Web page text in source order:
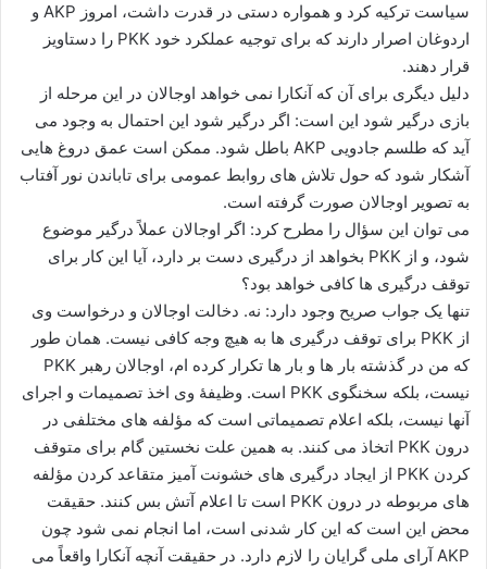
سیاست ترکیه کرد و همواره دستی در قدرت داشت، امروز AKP و
اردوغان اصرار دارند که برای توجیه عملکرد خود PKK را دستاویز
قرار دهند.
دلیل دیگری برای آن که آنکارا نمی خواهد اوجالان در این مرحله از
بازی درگیر شود این است: اگر درگیر شود این احتمال به وجود می
آید که طلسم جادویی AKP باطل شود. ممکن است عمق دروغ هایی
آشکار شود که حول تلاش های روابط عمومی برای تاباندن نور آفتاب
به تصویر اوجالان صورت گرفته است.
می توان این سؤال را مطرح کرد: اگر اوجالان عملاً درگیر موضوع
شود، و از PKK بخواهد از درگیری دست بر دارد، آیا این کار برای
توقف درگیری ها کافی خواهد بود؟
تنها یک جواب صریح وجود دارد: نه. دخالت اوجالان و درخواست وی
از PKK برای توقف درگیری ها به هیچ وجه کافی نیست. همان طور
که من در گذشته بار ها و بار ها تکرار کرده ام، اوجالان رهبر PKK
نیست، بلکه سخنگوی PKK است. وظیفۀ وی اخذ تصمیمات و اجرای
آنها نیست، بلکه اعلام تصمیماتی است که مؤلفه های مختلفی در
درون PKK اتخاذ می کنند. به همین علت نخستین گام برای متوقف
کردن PKK از ایجاد درگیری های خشونت آمیز متقاعد کردن مؤلفه
های مربوطه در درون PKK است تا اعلام آتش بس کنند. حقیقت
محض این است که این کار شدنی است، اما انجام نمی شود چون
AKP آرای ملی گرایان را لازم دارد. در حقیقت آنچه آنکارا واقعاً می